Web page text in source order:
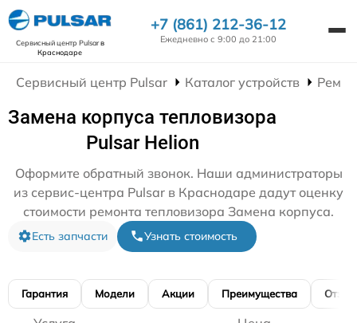
Сервисный центр Pulsarв
Краснодаре
+7 (861) 212-36-12
Ежедневно с 9:00 до 21:00
Сервисный центр Pulsar Каталог устройств
Замена корпуса тепловизора
Pulsar Helion
Оформите обратный звонок. Наши администраторы
из сервис-центра Pulsar в Краснодаре дадут оценку
стоимости ремонта тепловизора Замена корпуса.
Есть запчасти Узнать стоимость
Гарантия Модели Акции Преимущества